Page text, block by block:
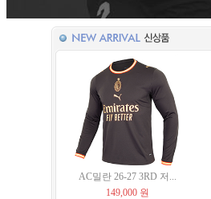
AC밀란 26-27 3RD 저...
149,000 원